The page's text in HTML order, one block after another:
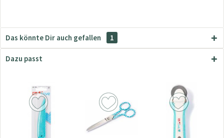
Das könnte Dir auch gefallen 1
Dazu passt